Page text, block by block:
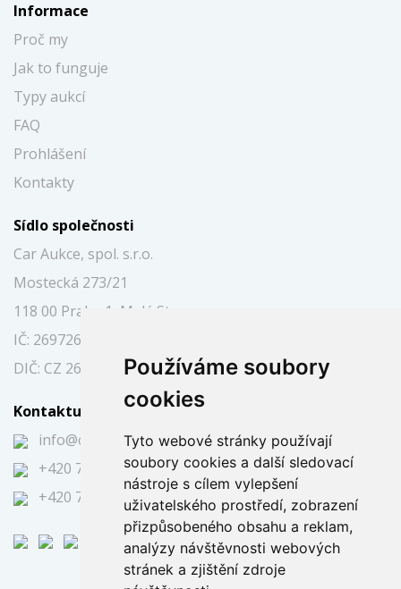
Používáme soubory
cookies
Tyto webové stránky používají
soubory cookies a další sledovací
nástroje s cílem vylepšení
uživatelského prostředí, zobrazení
přizpůsobeného obsahu a reklam,
analýzy návštěvnosti webových
stránek a zjištění zdroje
Informace
Proč my
Jak to funguje
Typy aukcí
FAQ
Prohlášení
Kontakty
Sídlo společnosti
Car Aukce, spol. s.r.o.
Mostecká 273/21
118 00 Praha 1, Malá Strana
IČ: 26972697
DIČ: CZ 26972697
Kontaktujte nás
info@caraukce.cz
+420 724 344 591
+420 725 394 751